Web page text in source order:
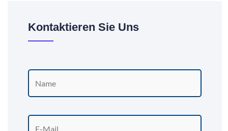
Kontaktieren Sie Uns